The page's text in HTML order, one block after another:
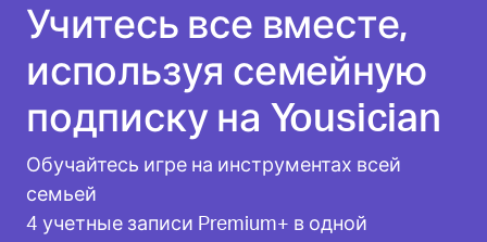
Учитесь все вместе,
используя семейную
подписку на Yousician
Обучайтесь игре на инструментах всей
семьей
4 учетные записи Premium+ в одной